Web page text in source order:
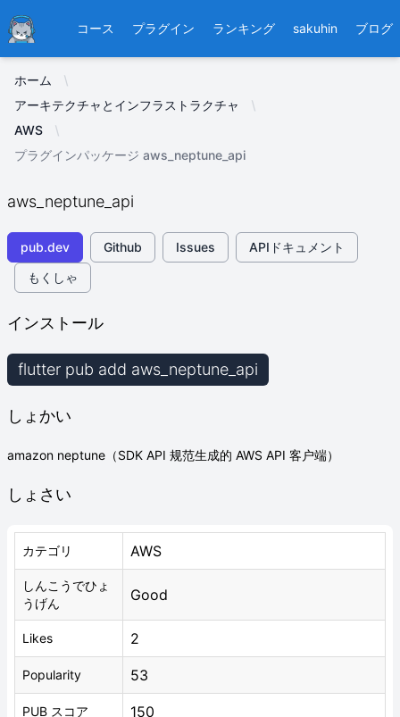
Ducafecat コース プラグイン ランキング sakuhin ブログ
ホーム
アーキテクチャとインフラストラクチャ
AWS
プラグインパッケージ aws_neptune_api
aws_neptune_api
pub.dev Github Issues
APIドキュメント
もくしゃ
インストール
flutter pub add aws_neptune_api
しょかい
amazon neptune（SDK API 规范生成的 AWS API 客户端）
しょさい
カテゴリ AWS
しんこうでひょ
うげん
Good
Likes 2
Popularity 53
PUB スコア 150